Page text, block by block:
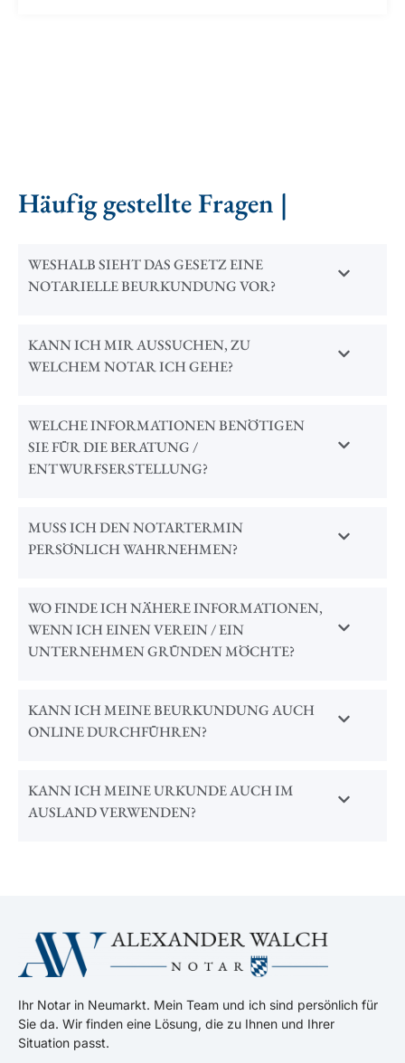
Häufig gestellte Fragen |
WESHALB SIEHT DAS GESETZ EINE
NOTARIELLE BEURKUNDUNG VOR?
KANN ICH MIR AUSSUCHEN, ZU
WELCHEM NOTAR ICH GEHE?
WELCHE INFORMATIONEN BENÖTIGEN
SIE FÜR DIE BERATUNG /
ENTWURFSERSTELLUNG?
MUSS ICH DEN NOTARTERMIN
PERSÖNLICH WAHRNEHMEN?
WO FINDE ICH NÄHERE INFORMATIONEN,
WENN ICH EINEN VEREIN / EIN
UNTERNEHMEN GRÜNDEN MÖCHTE?
KANN ICH MEINE BEURKUNDUNG AUCH
ONLINE DURCHFÜHREN?
KANN ICH MEINE URKUNDE AUCH IM
AUSLAND VERWENDEN?
Ihr Notar in Neumarkt. Mein Team und ich sind persönlich für
Sie da. Wir finden eine Lösung, die zu Ihnen und Ihrer
Situation passt.